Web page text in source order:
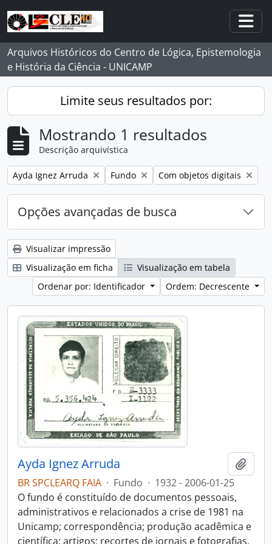
Skip to main content
Arquivos Históricos do Centro de Lógica, Epistemologia
e História da Ciência - UNICAMP
Limite seus resultados por:
Mostrando 1 resultados
Descrição arquivística
Remover filtro:
Ayda Ignez Arruda Remover filtro:
Fundo Remover filtro:
Com objetos digitais
Opções avançadas de busca
Visualizar impressão
Visualização em ficha
Visualização em tabela
Ordenar por: Identificador
Ordem: Decrescente
Ayda Ignez Arruda
BR SPCLEARQ FAIA · Fundo · 1932 - 2006-01-25
O fundo é constituído de documentos pessoais,
administrativos e relacionados a crise de 1981 na
Unicamp; correspondência; produção acadêmica e
científica; artigos; recortes de jornais e fotografias.